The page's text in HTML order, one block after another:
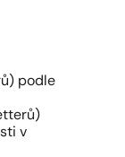
podle
v